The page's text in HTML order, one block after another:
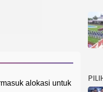
alokasi untuk